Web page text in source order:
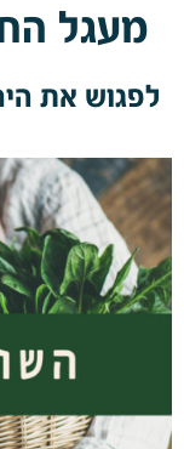
מעגל
לפגוש את